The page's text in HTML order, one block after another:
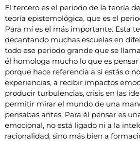
El tercero es el periodo de la teoría
teoría epistemológica, que es el
Para mí es el más importante. Esta
decantando muchas escuelas en
todo ese periodo grande que se
él homologa mucho lo que es pensar
porque hace referencia a si estás o
experiencias, a recibir impactos
producir turbulencias, crisis en las
permitir mirar el mundo de una
pensabas antes. Para él pensar es
emocional, no está ligado ni a la
racionalidad, sino más bien a